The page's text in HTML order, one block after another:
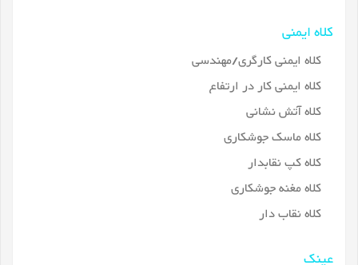
کلاه ایمنی
کلاه ایمنی کارگری/مهندسی
کلاه ایمنی کار در ارتفاع
کلاه آتش نشانی
کلاه ماسک جوشکاری
کلاه کپ نقابدار
کلاه مغنه جوشکاری
کلاه نقاب دار
عینک